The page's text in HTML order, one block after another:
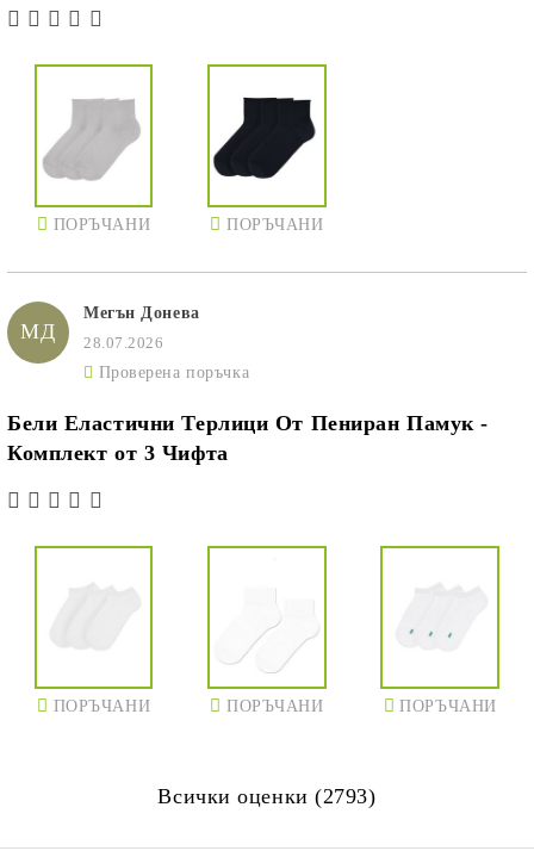
ПОРЪЧАНИ ПОРЪЧАНИ
МД
Мегън Донева
28.07.2026
Проверена поръчка
Бели Еластични Терлици От Пениран Памук -
Комплект от 3 Чифта
ПОРЪЧАНИ ПОРЪЧАНИ ПОРЪЧАНИ
Всички оценки (2793)